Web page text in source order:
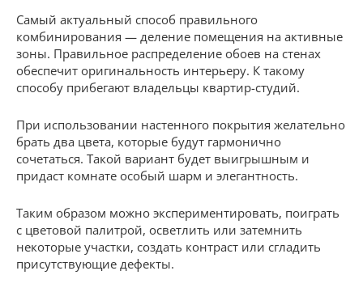
Самый актуальный способ правильного
комбинирования — деление помещения на активные
зоны. Правильное распределение обоев на стенах
обеспечит оригинальность интерьеру. К такому
способу прибегают владельцы квартир-студий.
При использовании настенного покрытия желательно
брать два цвета, которые будут гармонично
сочетаться. Такой вариант будет выигрышным и
придаст комнате особый шарм и элегантность.
Таким образом можно экспериментировать, поиграть
с цветовой палитрой, осветлить или затемнить
некоторые участки, создать контраст или сгладить
присутствующие дефекты.